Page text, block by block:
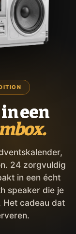
een
24 zorgvuldig
in een écht
speaker die je
Het cadeau dat